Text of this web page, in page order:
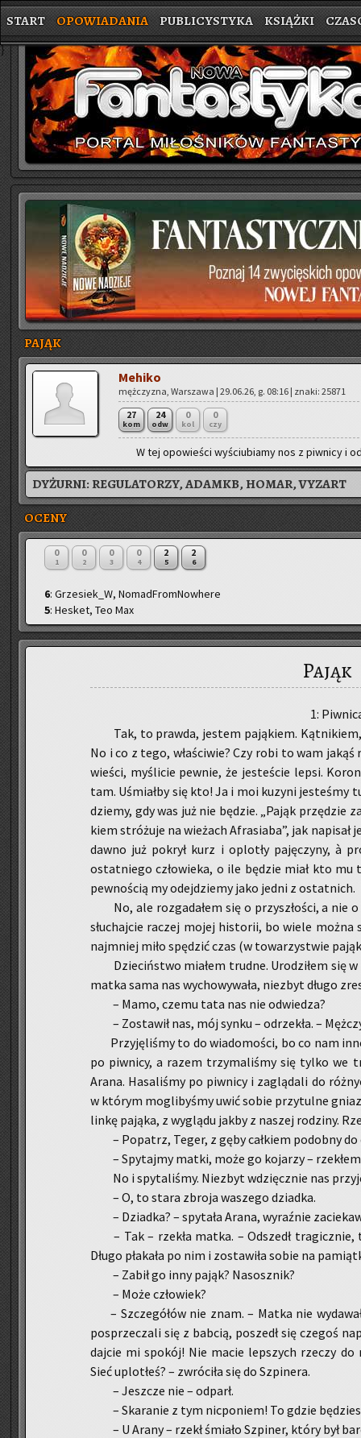
START OPOWIADANIA PUBLICYSTYKA KSIĄŻKI
}
PAJĄK
Me­hi­ko
męż­czy­zna, War­sza­wa | 29.06.26, g. 08:16 | znaki: 25871
27
kom
24
odw
0
kol
0
czy
W tej opo­wie­ści wy­ściu­bia­my nos z piw­ni­cy i
DYŻURNI:REGULATORZY, ADAMKB, HOMAR, VYZART
OCENY
0
1
0
2
0
3
0
4
2
5
2
6
6: Grzesiek_W, NomadFromNowhere
5: Hesket, Teo Max
Pająk
1:
Tak, to praw­da, je­stem pa­ją­kiem.
No i co z tego, wła­ści­wie? Czy robi to wam
wie­ści, my­śli­cie pew­nie, że je­ste­ście lepsi.
tam. Uśmiał­by się kto! Ja i moi ku­zy­ni
dzie­my, gdy was już nie bę­dzie. „Pająk przę­dzie
kiem stró­żu­je na wie­żach Afra­sia­ba”, jak
dawno już po­krył kurz i oplo­tły pa­ję­czy­ny, à
ostat­nie­go czło­wie­ka, o ile bę­dzie miał kto mu
pew­no­ścią my odej­dzie­my jako jedni z ostat­nich.
No, ale roz­ga­da­łem się o przy­szło­ści, a
słu­chaj­cie ra­czej mojej hi­sto­rii, bo wiele
naj­mniej miło spę­dzić czas (w to­wa­rzy­stwie
Dzie­ciń­stwo mia­łem trud­ne. Uro­dzi­łem się
matka sama nas wy­cho­wy­wa­ła, nie­zbyt długo
– Mamo, czemu tata nas nie od­wie­dza?
– Zo­sta­wił nas, mój synku – od­rze­kła. –
Przy­ję­li­śmy to do wia­do­mo­ści, bo co nam
po piw­ni­cy, a razem trzy­ma­li­śmy się tylko we
Arana. Ha­sa­li­śmy po piw­ni­cy i za­glą­da­li do
w któ­rym mo­gli­by­śmy uwić sobie przy­tul­ne
lin­kę pa­ją­ka, z wy­glą­du jakby z na­szej ro­dzi­ny.
– Po­patrz, Teger, z gęby cał­kiem po­dob­ny do
– Spy­taj­my matki, może go ko­ja­rzy –
No i spy­ta­li­śmy. Nie­zbyt wdzięcz­nie nas
– O, to stara zbro­ja wa­sze­go dziad­ka.
– Dziad­ka? – spy­ta­ła Arana, wy­raź­nie
– Tak – rze­kła matka. – Od­szedł
Długo pła­ka­ła po nim i zo­sta­wi­ła sobie na
– Zabił go inny pająk? Na­sosz­nik?
– Może czło­wiek?
– Szcze­gó­łów nie znam. – Matka nie
po­sprze­cza­li się z bab­cią, po­szedł się cze­goś
daj­cie mi spo­kój! Nie macie lep­szych rze­czy
Sieć uplo­tłeś? – zwró­ci­ła się do Szpi­ne­ra.
– Jesz­cze nie – od­parł.
– Ska­ra­nie z tym nic­po­niem! To gdzie
– U Arany – rzekł śmia­ło Szpi­ner, który był